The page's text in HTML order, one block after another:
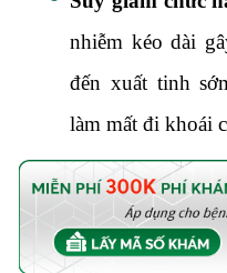
nhiễm kéo dài
đến xuất tinh
làm mất đi khoái